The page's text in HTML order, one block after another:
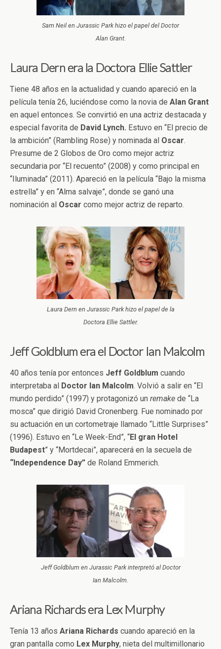
Sam Neil en Jurassic Park hizo el papel del Doctor
Alan Grant.
Laura Dern era la Doctora Ellie Sattler
Tiene 48 años en la actualidad y cuando apareció en la
película tenía 26, luciéndose como la novia de Alan Grant
en aquel entonces. Se convirtió en una actriz destacada y
especial favorita de David Lynch. Estuvo en “El precio de
la ambición” (Rambling Rose) y nominada al Oscar.
Presume de 2 Globos de Oro como mejor actriz
secundaria por “El recuento” (2008) y como principal en
“Iluminada” (2011). Apareció en la película “Bajo la misma
estrella” y en “Alma salvaje”, donde se ganó una
nominación al Oscar como mejor actriz de reparto.
Laura Dern en Jurassic Park hizo el papel de la
Doctora Ellie Sattler.
Jeff Goldblum era el Doctor Ian Malcolm
40 años tenía por entonces Jeff Goldblum cuando
interpretaba al Doctor Ian Malcolm. Volvió a salir en “El
mundo perdido” (1997) y protagonizó un remake de “La
mosca” que dirigió David Cronenberg. Fue nominado por
su actuación en un cortometraje llamado “Little Surprises”
(1996). Estuvo en “Le Week-End”, “El gran Hotel
Budapest” y “Mortdecai”, aparecerá en la secuela de
“Independence Day” de Roland Emmerich.
Jeff Goldblum en Jurassic Park interpretó al Doctor
Ian Malcolm.
Ariana Richards era Lex Murphy
Tenía 13 años Ariana Richards cuando apareció en la
gran pantalla como Lex Murphy, nieta del multimillonario